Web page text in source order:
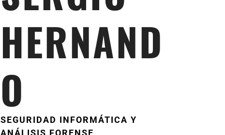
HERNAND
O
SEGURIDAD INFORMÁTICA Y
ANÁLISIS FORENSE